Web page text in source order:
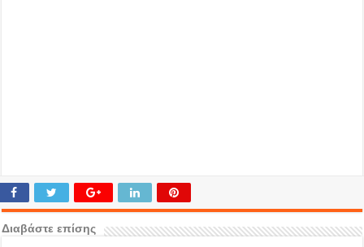
Διαβάστε επίσης